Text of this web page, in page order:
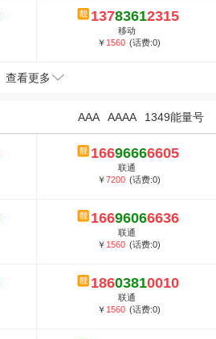
13783612315
移动
￥ 1560 (话费:0)
查看更多
1349能量号
AAAA
AAA
16696666605
联通
￥7200 (话费:0)
16696066636
联通
￥ 1560 (话费:0)
18603810010
联通
￥ 1560 (话费:0)